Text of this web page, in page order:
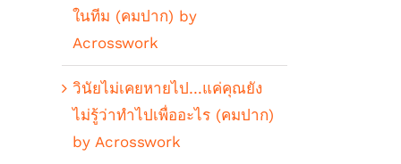
ในทีม (คมปาก) by
Acrosswork
วินัยไม่เคยหายไป…แค่คุณยัง
ไม่รู้ว่าทำไปเพื่ออะไร (คมปาก)
by Acrosswork